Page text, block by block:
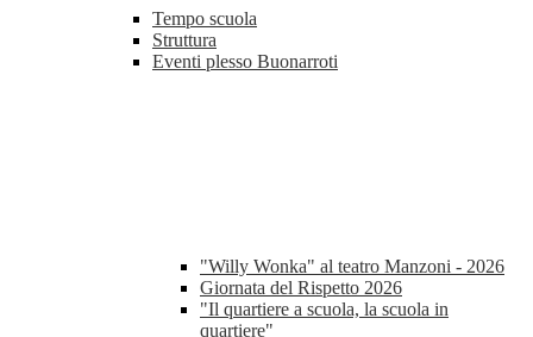
Tempo scuola
Struttura
Eventi plesso Buonarroti
"Willy Wonka" al teatro Manzoni - 2026
Giornata del Rispetto 2026
"Il quartiere a scuola, la scuola in
quartiere"